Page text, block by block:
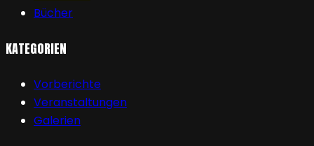
Bücher
KATEGORIEN
Vorberichte
Veranstaltungen
Galerien